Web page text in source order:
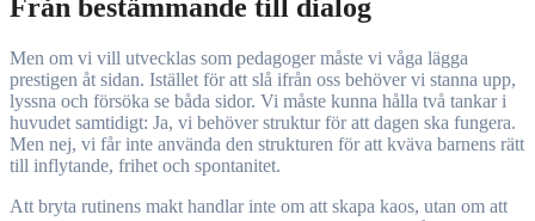
Från bestämmande till dialog
Men om vi vill utvecklas som pedagoger måste vi våga lägga
prestigen åt sidan. Istället för att slå ifrån oss behöver vi stanna upp,
lyssna och försöka se båda sidor. Vi måste kunna hålla två tankar i
huvudet samtidigt: Ja, vi behöver struktur för att dagen ska fungera.
Men nej, vi får inte använda den strukturen för att kväva barnens rätt
till inflytande, frihet och spontanitet.
Att bryta rutinens makt handlar inte om att skapa kaos, utan om att